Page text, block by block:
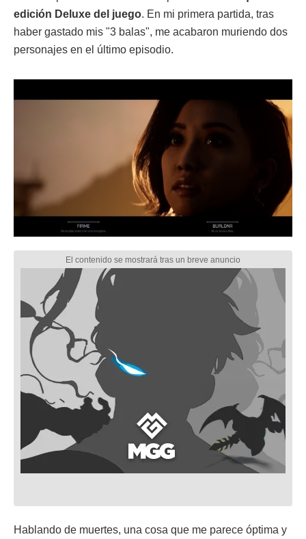
edición Deluxe del juego. En mi primera partida, tras
haber gastado mis "3 balas", me acabaron muriendo dos
personajes en el último episodio.
Hablando de muertes, una cosa que me parece óptima y